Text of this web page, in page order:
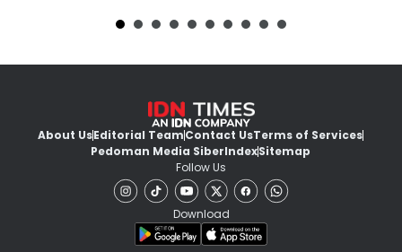
About UsEditorial TeamContact UsTerms of Services
Pedoman Media SiberIndexSitemap
Follow Us
Download